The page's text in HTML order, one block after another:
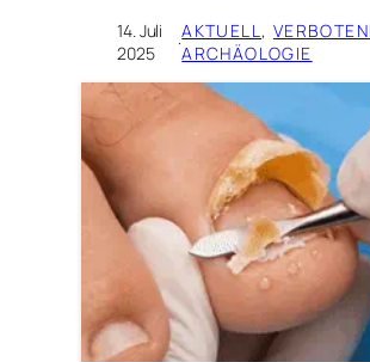
14. Juli
2025
·AKTUELL,
ARCHÄOLOGIE